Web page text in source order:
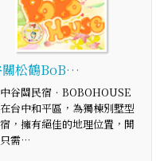
關松鶴BoB…
谷關民宿．BOBOHOUSE
台中和平區，為獨棟別墅型
，擁有絕佳的地理位置，開
需…